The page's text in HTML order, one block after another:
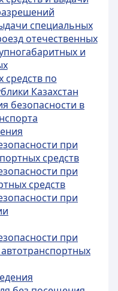
специальных
отечественных
и
средств по
Казахстан
безопасности в
при
средств
при
средств
при
при